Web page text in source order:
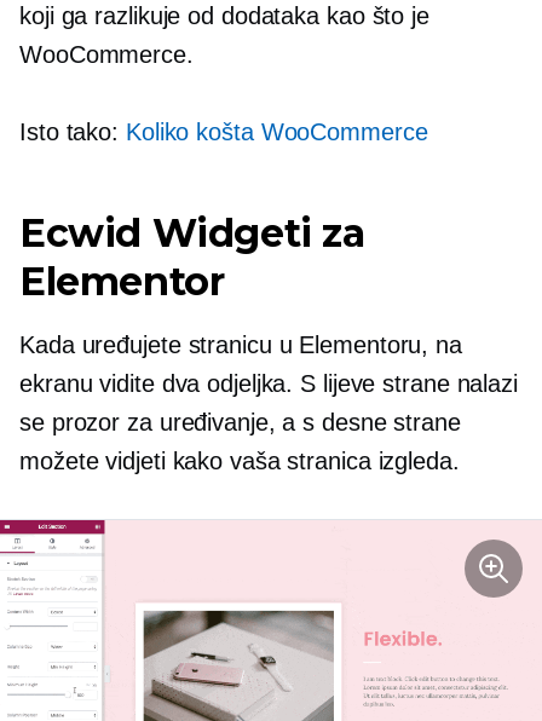
koji ga razlikuje od dodataka kao što je
WooCommerce.
Isto tako: Koliko košta WooCommerce
Ecwid Widgeti za
Elementor
Kada uređujete stranicu u Elementoru, na
ekranu vidite dva odjeljka. S lijeve strane nalazi
se prozor za uređivanje, a s desne strane
možete vidjeti kako vaša stranica izgleda.